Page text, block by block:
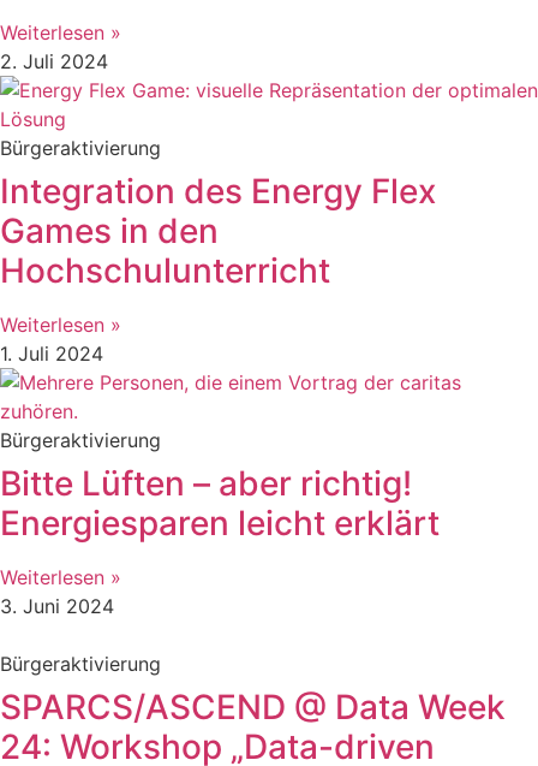
Weiterlesen »
2. Juli 2024
Bürgeraktivierung
Integration des Energy Flex
Games in den
Hochschulunterricht
Weiterlesen »
1. Juli 2024
Bürgeraktivierung
Bitte Lüften – aber richtig!
Energiesparen leicht erklärt
Weiterlesen »
3. Juni 2024
Bürgeraktivierung
SPARCS/ASCEND @ Data Week
24: Workshop „Data-driven